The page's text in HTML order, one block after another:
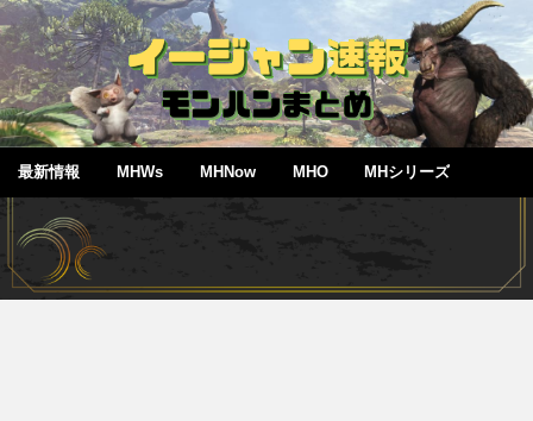
最新情報 MHWs MHNow MHO MHシリーズ